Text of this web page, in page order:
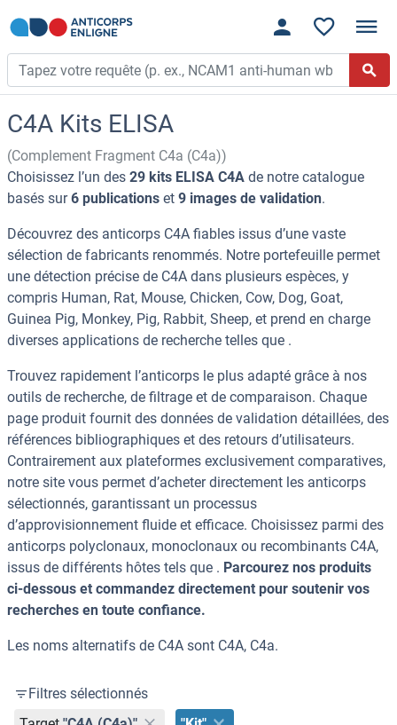
C4A Kits ELISA
(Complement Fragment C4a (C4a))
Choisissez l’un des 29 kits ELISA C4A de notre catalogue
basés sur6 publications et 9 images de validation.
Découvrez des anticorps C4A fiables issus d’une vaste
sélection de fabricants renommés. Notre portefeuille permet
une détection précise de C4A dans plusieurs espèces, y
compris Human, Rat, Mouse, Chicken, Cow, Dog, Goat,
Guinea Pig, Monkey, Pig, Rabbit, Sheep, et prend en charge
diverses applications de recherche telles que .
Trouvez rapidement l’anticorps le plus adapté grâce à nos
outils de recherche, de filtrage et de comparaison. Chaque
page produit fournit des données de validation détaillées, des
références bibliographiques et des retours d’utilisateurs.
Contrairement aux plateformes exclusivement comparatives,
notre site vous permet d’acheter directement les anticorps
sélectionnés, garantissant un processus
d’approvisionnement fluide et efficace. Choisissez parmi des
anticorps polyclonaux, monoclonaux ou recombinants C4A,
issus de différents hôtes tels que . Parcourez nos produits
ci-dessous et commandez directement pour soutenir vos
recherches en toute confiance.
Les noms alternatifs de C4A sont C4A, C4a.
Filtres sélectionnés